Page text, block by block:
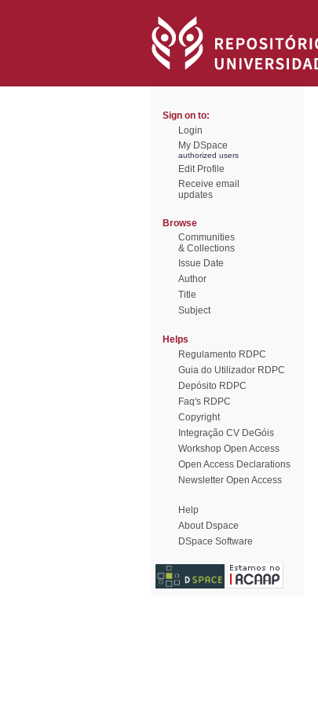
Sign on to:
Login
My DSpace
authorized users
Edit Profile
Receive email
updates
Browse
Communities
& Collections
Issue Date
Author
Title
Subject
Helps
Regulamento RDPC
Guia do Utilizador RDPC
Depósito RDPC
Faq's RDPC
Copyright
Integração CV DeGóis
Workshop Open Access
Open Access Declarations
Newsletter Open Access
Help
About Dspace
DSpace Software